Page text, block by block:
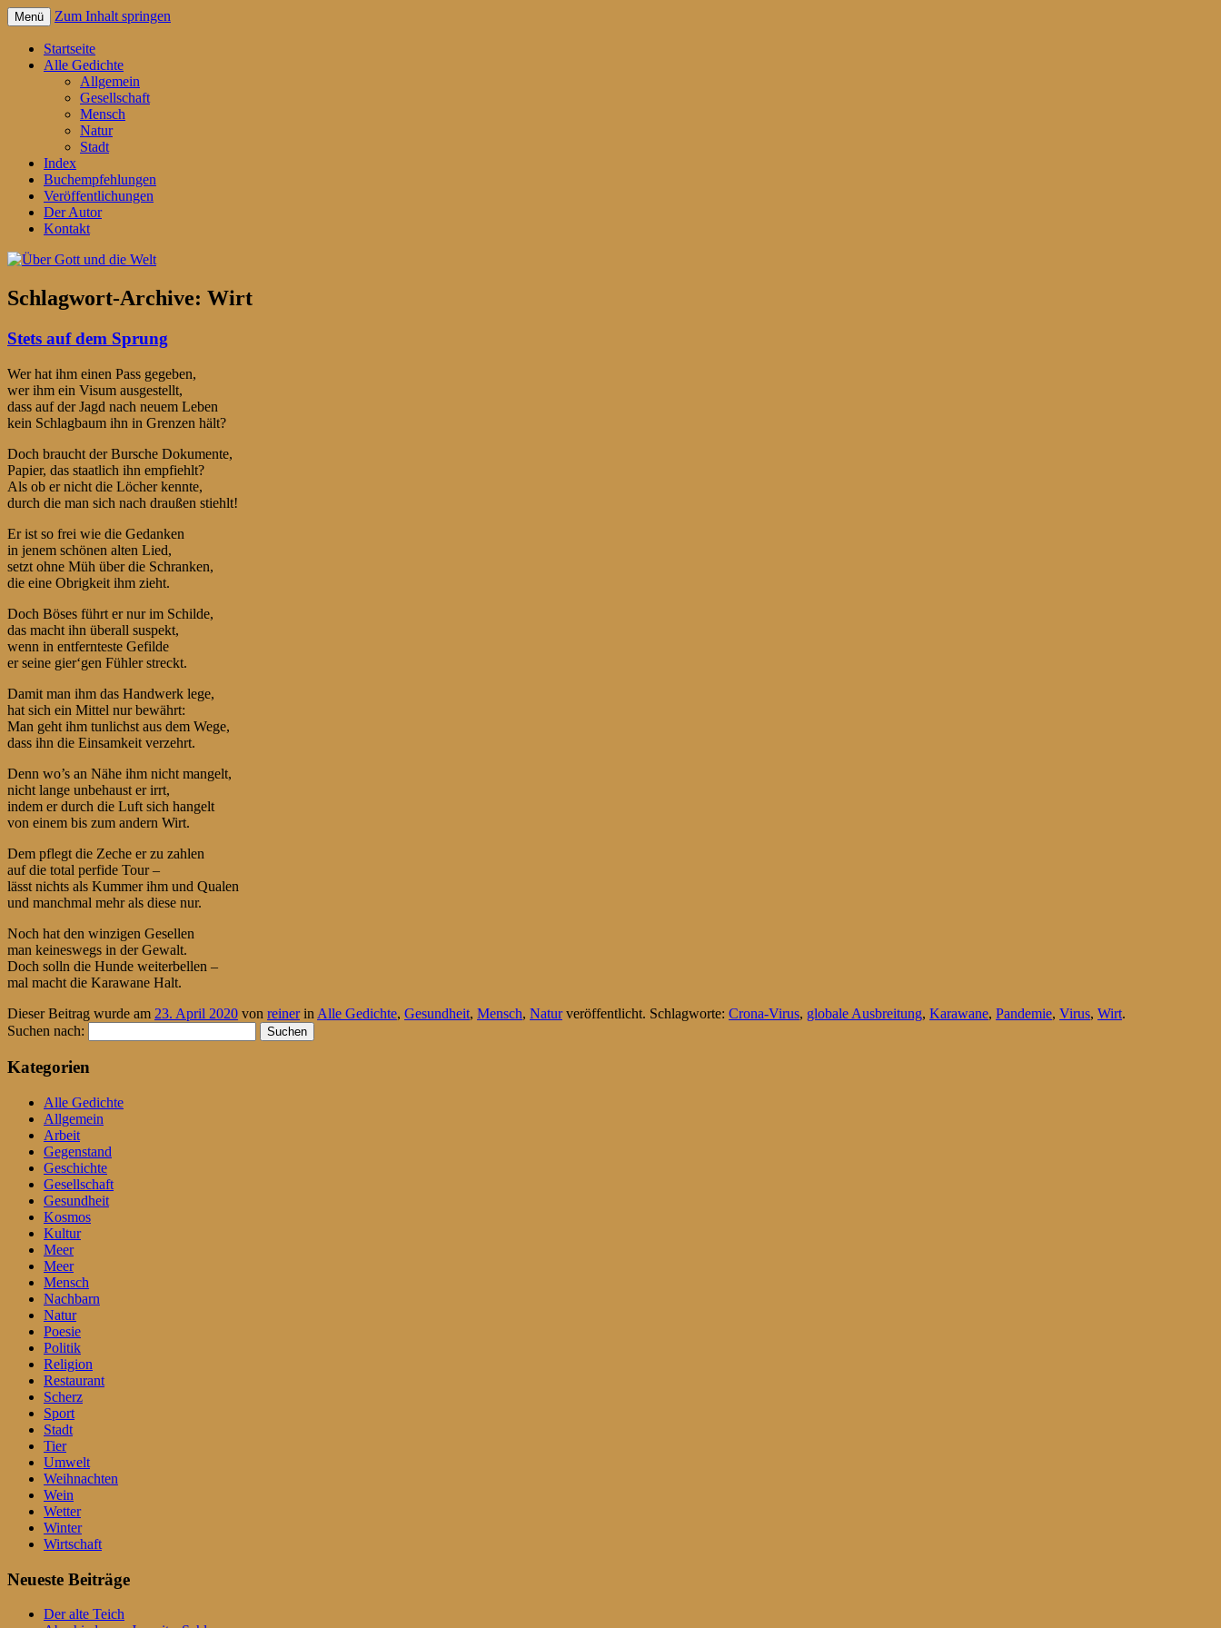
Über Gott und die Welt
Menü Zum Inhalt springen
Startseite
Alle Gedichte
Allgemein
Gesellschaft
Mensch
Natur
Stadt
Index
Buchempfehlungen
Veröffentlichungen
Der Autor
Kontakt
Schlagwort-Archive: Wirt
Stets auf dem Sprung
Wer hat ihm einen Pass gegeben,
wer ihm ein Visum ausgestellt,
dass auf der Jagd nach neuem Leben
kein Schlagbaum ihn in Grenzen hält?
Doch braucht der Bursche Dokumente,
Papier, das staatlich ihn empfiehlt?
Als ob er nicht die Löcher kennte,
durch die man sich nach draußen stiehlt!
Er ist so frei wie die Gedanken
in jenem schönen alten Lied,
setzt ohne Müh über die Schranken,
die eine Obrigkeit ihm zieht.
Doch Böses führt er nur im Schilde,
das macht ihn überall suspekt,
wenn in entfernteste Gefilde
er seine gier‘gen Fühler streckt.
Damit man ihm das Handwerk lege,
hat sich ein Mittel nur bewährt:
Man geht ihm tunlichst aus dem Wege,
dass ihn die Einsamkeit verzehrt.
Denn wo’s an Nähe ihm nicht mangelt,
nicht lange unbehaust er irrt,
indem er durch die Luft sich hangelt
von einem bis zum andern Wirt.
Dem pflegt die Zeche er zu zahlen
auf die total perfide Tour –
lässt nichts als Kummer ihm und Qualen
und manchmal mehr als diese nur.
Noch hat den winzigen Gesellen
man keineswegs in der Gewalt.
Doch solln die Hunde weiterbellen –
mal macht die Karawane Halt.
Dieser Beitrag wurde am 23. April 2020 von reinerin Alle Gedichte, Gesundheit, Mensch, Naturveröffentlicht. Schlagworte: Crona-Virus, globale Ausbreitung, Karawane, Pandemie, Virus, Wirt.
Suchen nach:
Kategorien
Alle Gedichte
Allgemein
Arbeit
Gegenstand
Geschichte
Gesellschaft
Gesundheit
Kosmos
Kultur
Meer
Meer
Mensch
Nachbarn
Natur
Poesie
Politik
Religion
Restaurant
Scherz
Sport
Stadt
Tier
Umwelt
Weihnachten
Wein
Wetter
Winter
Wirtschaft
Neueste Beiträge
Der alte Teich